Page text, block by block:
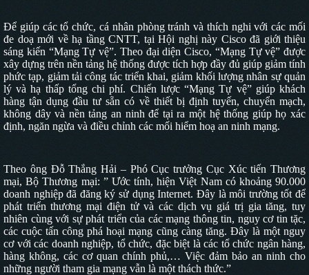
Để giúp các tổ chức, cá nhân phòng tránh và thích nghi với các mối
đe doạ mới về hạ tầng CNTT, tại Hội nghị này Cisco đã giới thiệu
sáng kiến “Mạng Tự vệ”. Theo đại diện Cisco, “Mạng Tự vệ” được
xây dựng trên nền tảng hệ thống được tích hợp đầy đủ giúp giảm tính
phức tạp, giảm tải công tác triển khai, giảm khối lượng nhân sự quản
lý và hạ thấp tổng chi phí. Chiến lược “Mạng Tự vệ” giúp khách
hàng tận dụng đầu tư sẵn có về thiết bị định tuyến, chuyển mạch,
không dây và nền tảng an ninh để tại ra một hệ thống giúp họ xác
định, ngăn ngừa và điều chỉnh các mối hiểm hoạ an ninh mạng.
Theo ông Đỗ Thắng Hải – Phó Cục trưởng Cục Xúc tiến Thương
mại, Bộ Thương mại: ” Ước tính, hiện Việt Namcó khoảng 90.000
doanh nghiệp đã đăng ký sử dụng Internet. Đây là môi trường tốt để
phát triển thương mại điện tử và các dịch vụ giá trị gia tăng, tuy
nhiên cùng với sự phát triển của các mạng thông tin, nguy cơ tin tặc,
các cuộc tấn công phá hoại mạng cũng càng tăng. Đây là một nguy
cơ với các doanh nghiệp, tổ chức, đặc biệt là các tổ chức ngân hàng,
hàng không, các cơ quan chính phủ,… Việc đảm bảo an ninh cho
những người tham gia mạng vẫn là một thách thức.”